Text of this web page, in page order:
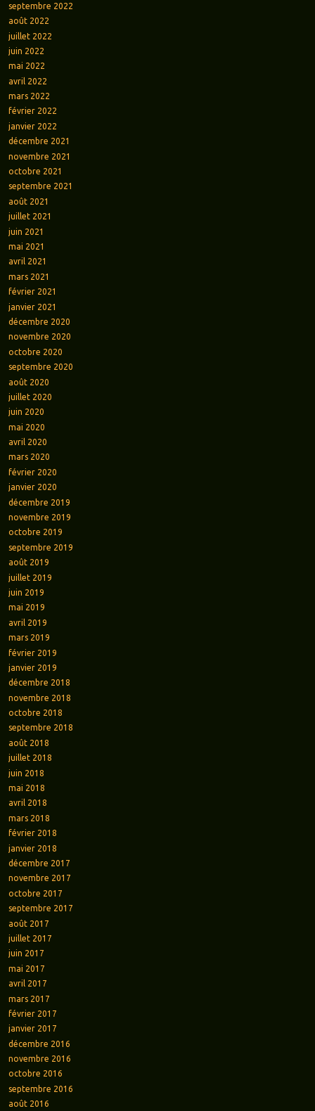
septembre 2022
août 2022
juillet 2022
juin 2022
mai 2022
avril 2022
mars 2022
février 2022
janvier 2022
décembre 2021
novembre 2021
octobre 2021
septembre 2021
août 2021
juillet 2021
juin 2021
mai 2021
avril 2021
mars 2021
février 2021
janvier 2021
décembre 2020
novembre 2020
octobre 2020
septembre 2020
août 2020
juillet 2020
juin 2020
mai 2020
avril 2020
mars 2020
février 2020
janvier 2020
décembre 2019
novembre 2019
octobre 2019
septembre 2019
août 2019
juillet 2019
juin 2019
mai 2019
avril 2019
mars 2019
février 2019
janvier 2019
décembre 2018
novembre 2018
octobre 2018
septembre 2018
août 2018
juillet 2018
juin 2018
mai 2018
avril 2018
mars 2018
février 2018
janvier 2018
décembre 2017
novembre 2017
octobre 2017
septembre 2017
août 2017
juillet 2017
juin 2017
mai 2017
avril 2017
mars 2017
février 2017
janvier 2017
décembre 2016
novembre 2016
octobre 2016
septembre 2016
août 2016